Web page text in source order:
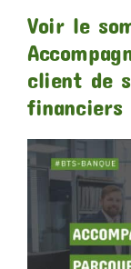
Voir le
client de
financiers